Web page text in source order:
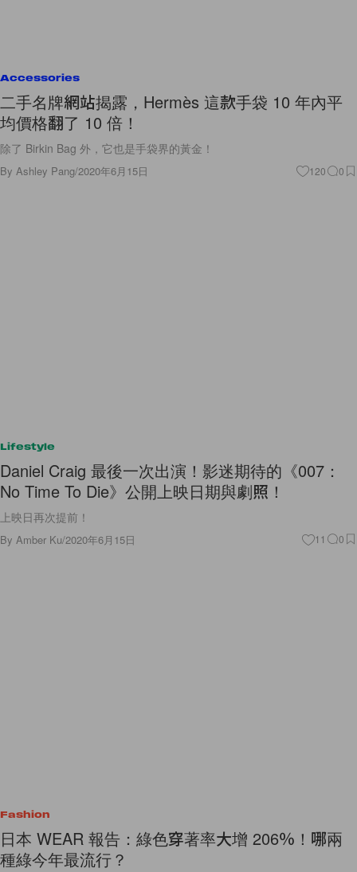
Accessories
二手名牌網站揭露，Hermès 這款手袋 10 年內平
均價格翻了 10 倍！
除了 Birkin Bag 外，它也是手袋界的黃金！
By Ashley Pang/2020年6月15日 120 0
Lifestyle
Daniel Craig 最後一次出演！影迷期待的《007：
No Time To Die》公開上映日期與劇照！
上映日再次提前！
By Amber Ku/2020年6月15日 11 0
Fashion
日本 WEAR 報告：綠色穿著率大增 206％！哪兩
種綠今年最流行？